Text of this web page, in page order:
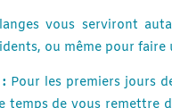
vous serviront
ou même pour faire
Pour les premiers jours
de vous remettre